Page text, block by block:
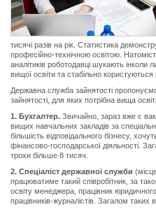
тисячі разів на рік. Статистика
професійно-технічною освітою.
аналітиків роботодавці шукають інколи
вищої освіти та стабільно
Державна служба зайнятості
зайнятості, для яких потрібна вища
1. Бухгалтер. Звичайно, зараз вже є
вищих навчальних закладів за
більшість відповідального бізнесу,
фінансово-господарської діяльності.
трохи більше 8 тисяч.
2. Спеціаліст державної служби
працюватиме такий співробітник, за
освіту менеджера, працівник
працівників-журналістів. Загалом таких